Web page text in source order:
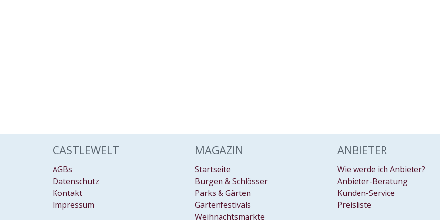
CASTLEWELT
AGBs
Datenschutz
Kontakt
Impressum
MAGAZIN
Startseite
Burgen & Schlösser
Parks & Gärten
Gartenfestivals
Weihnachtsmärkte
ANBIETER
Wie werde ich Anbieter?
Anbieter-Beratung
Kunden-Service
Preisliste